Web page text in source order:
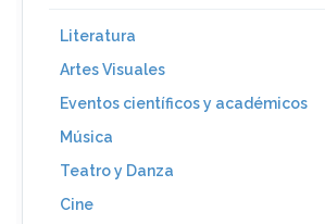
Literatura
Artes Visuales
Eventos científicos y académicos
Música
Teatro y Danza
Cine